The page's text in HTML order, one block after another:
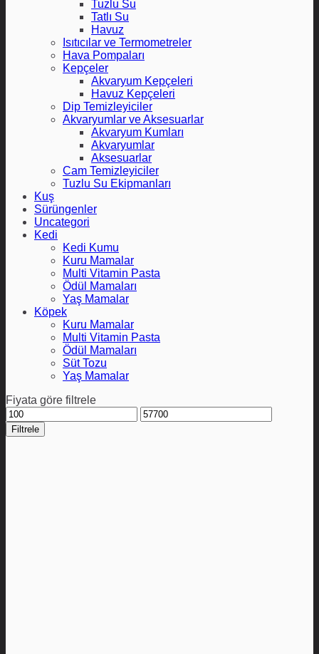
Tuzlu Su
Tatlı Su
Havuz
Isıtıcılar ve Termometreler
Hava Pompaları
Kepçeler
Akvaryum Kepçeleri
Havuz Kepçeleri
Dip Temizleyiciler
Akvaryumlar ve Aksesuarlar
Akvaryum Kumları
Akvaryumlar
Aksesuarlar
Cam Temizleyiciler
Tuzlu Su Ekipmanları
Kuş
Sürüngenler
Uncategori
Kedi
Kedi Kumu
Kuru Mamalar
Multi Vitamin Pasta
Ödül Mamaları
Yaş Mamalar
Köpek
Kuru Mamalar
Multi Vitamin Pasta
Ödül Mamaları
Süt Tozu
Yaş Mamalar
Fiyata göre filtrele
En
düşük
fiyat
En
yüksek
Filtrele